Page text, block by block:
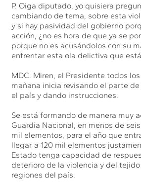
P. Oiga diputado, yo quisiera
cambiando de tema, sobre esta
y si hay pasividad del gobierno
acción, ¿no es hora de que ya se
porque no es acusándolos con su
enfrentar esta ola delictiva que
MDC. Miren, el Presidente todos
mañana inicia revisando el parte
el país y dando instrucciones.
Se está formando de manera muy
Guardia Nacional, en menos de
mil elementos, para el año que
llegar a 120 mil elementos
Estado tenga capacidad de
deterioro de la violencia y del
regiones del país.